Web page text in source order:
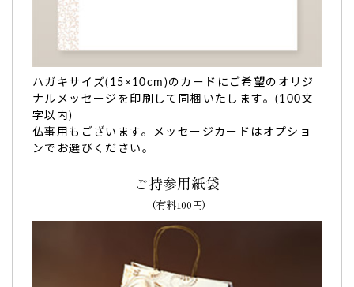
んて最高すぎます！
この度は、ありがとうございました。
お祝いに贈った人には大変感激していただき、参加した方々
にも、美味しいと喜ばれました。
私は普段あまり、どら焼きは食べないのですが、みんなが美
味しくて、また絶対頼もうと思いました。
メッセージも書いてもらい、美味しいなんて最高すぎます！
これからも、どうぞ宜しくお願いします（^_^）（まぁこ
ありがとうございますの名入れどら焼き
「もじどら」(10個入り)
ハガキサイズ(15×10cm)のカードにご希望のオリジ
ナルメッセージを印刷して同梱いたします。(100文
字以内)
仏事用もございます。メッセージカードはオプショ
ンでお選びください。
ご持参用紙袋
(有料100円)